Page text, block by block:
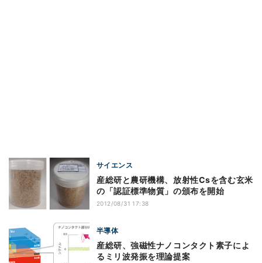
サイエンス
産総研と農研機構、放射性Csを含む玄米
の「認証標準物質」の頒布を開始
2012/08/31 17:38
半導体
産総研、強磁性ナノコンタクト素子によ
るミリ波発振を理論提案